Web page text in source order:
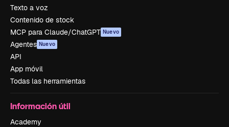
Texto a voz
Contenido de stock
MCP para Claude/ChatGPT Nuevo
Agentes Nuevo
API
App móvil
Todas las herramientas
Información útil
Academy